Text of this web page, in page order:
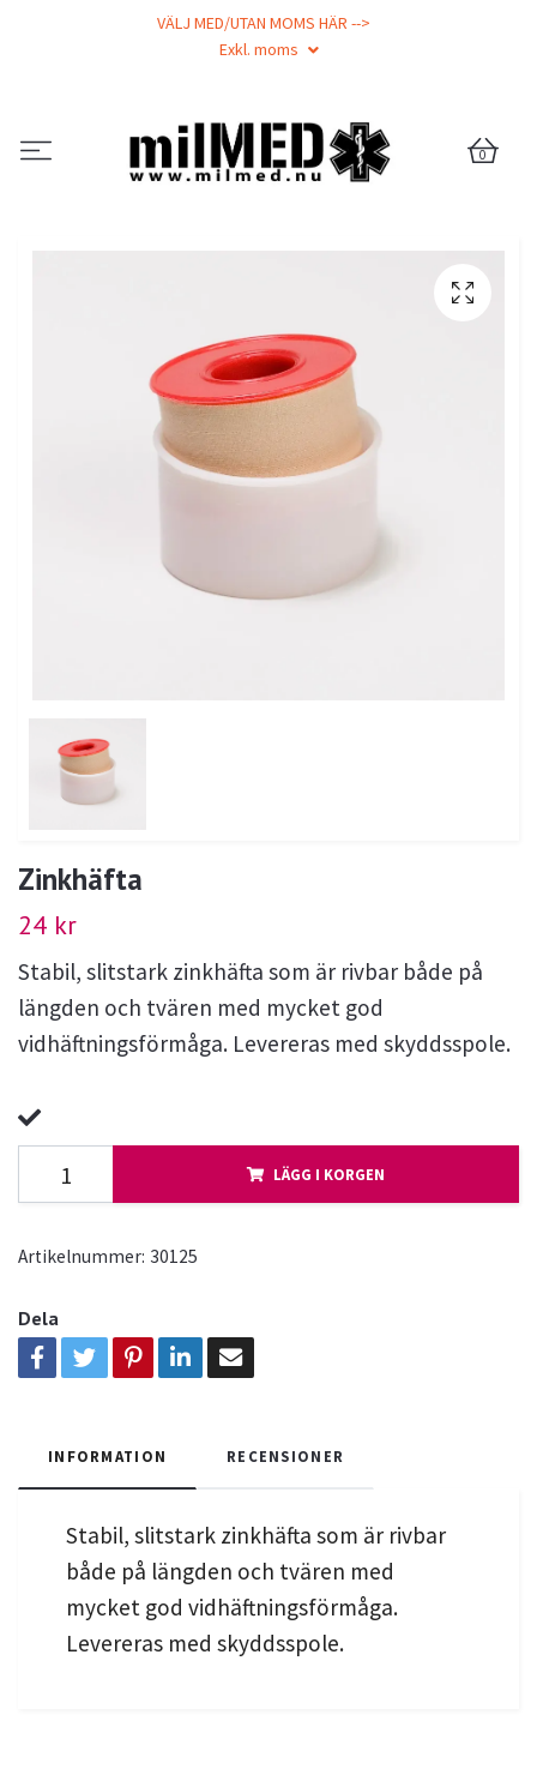
VÄLJ MED/UTAN MOMS HÄR -->
Exkl. moms
0
Zinkhäfta
24 kr
Stabil, slitstark zinkhäfta som är rivbar både på
längden och tvären med mycket god
vidhäftningsförmåga. Levereras med skyddsspole.
LÄGG I KORGEN
Artikelnummer: 30125
Dela
INFORMATION RECENSIONER
Stabil, slitstark zinkhäfta som är rivbar
både på längden och tvären med
mycket god vidhäftningsförmåga.
Levereras med skyddsspole.